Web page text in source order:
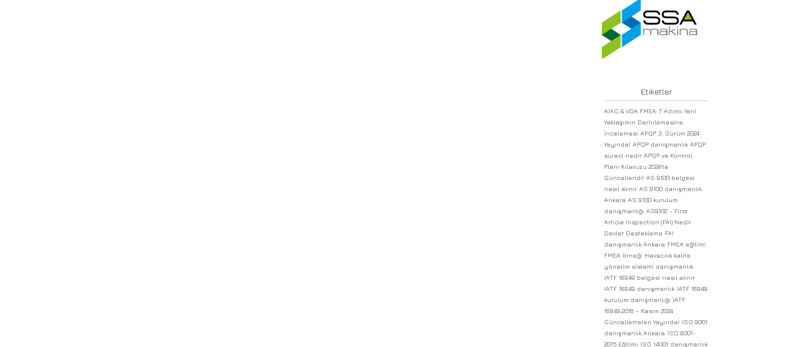
Etiketler
AIAG & VDA FMEA: 7 Adımlı Yeni
Yaklaşımın Derinlemesine
İncelemesi APQP 3. Sürüm 2024
Yayında! APQP danışmanlık APQP
süreci nedir APQP ve Kontrol
Planı Kılavuzu 2024’te
Güncellendi! AS 9100 belgesi
nasıl alınır AS 9100 danışmanlık
Ankara AS 9100 kurulum
danışmanlığı AS9102 – First
Article Inspection (FAI) Nedir
Devlet Destekleme FAI
danışmanlık Ankara FMEA eğitimi
FMEA örneği Havacılık kalite
yönetim sistemi danışmanlık
IATF 16949 belgesi nasıl alınır
IATF 16949 danışmanlık IATF 16949
kurulum danışmanlığı IATF
16949:2016 – Kasım 2024
Güncellemeleri Yayında! ISO 9001
danışmanlık Ankara ISO 9001-
2015 Eğitimi ISO 14001 danışmanlık